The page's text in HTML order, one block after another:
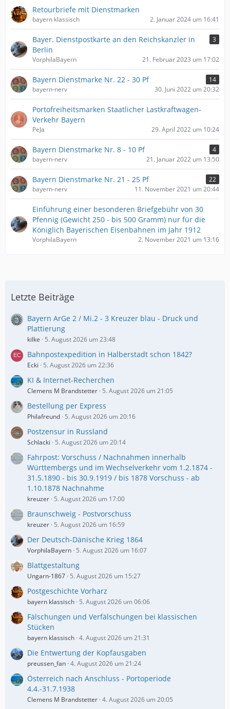
Retourbriefe mit Dienstmarken
bayern klassisch 2. Januar 2024 um 16:41
Bayer. Dienstpostkarte an den Reichskanzler in
Berlin
3
VorphilaBayern 21. Februar 2023 um 17:02
Bayern Dienstmarke Nr. 22 - 30 Pf
14
bayern-nerv
30. Juni 2022 um 20:32
Portofreiheitsmarken Staatlicher Lastkraftwagen-
Verkehr Bayern
PeJa 29. April 2022 um 10:24
Bayern Dienstmarke Nr. 8 - 10 Pf
4
bayern-nerv
21. Januar 2022 um 13:50
Bayern Dienstmarke Nr. 21 - 25 Pf
22
bayern-nerv
11. November 2021 um 20:44
Einführung einer besonderen Briefgebühr von 30
Pfennig (Gewicht 250 - bis 500 Gramm) nur für die
Königlich Bayerischen Eisenbahnen im Jahr 1912
VorphilaBayern 2. November 2021 um 13:16
Letzte Beiträge
Bayern ArGe 2 / Mi.2 - 3 Kreuzer blau - Druck und
Plattierung
kilke 5. August 2026 um 23:48
Bahnpostexpedition in Halberstadt schon 1842?
Ecki 5. August 2026 um 22:36
KI & Internet-Recherchen
Clemens M Brandstetter 5. August 2026 um 21:05
Bestellung per Express
Philafreund 5. August 2026 um 20:16
Postzensur in Russland
Schlacki 5. August 2026 um 20:14
Fahrpost: Vorschuss / Nachnahmen innerhalb
Württembergs und im Wechselverkehr vom 1.2.1874 -
31.5.1890 - bis 30.9.1919 / bis 1878 Vorschuss - ab
1.10.1878 Nachnahme
kreuzer 5. August 2026 um 17:00
Braunschweig - Postvorschuss
kreuzer 5. August 2026 um 16:59
Der Deutsch-Dänische Krieg 1864
VorphilaBayern 5. August 2026 um 16:07
Blattgestaltung
Ungarn-1867 5. August 2026 um 15:27
Postgeschichte Vorharz
bayern klassisch 5. August 2026 um 06:06
Fälschungen und Verfälschungen bei klassischen
Stücken
bayern klassisch 4. August 2026 um 21:31
Die Entwertung der Kopfausgaben
preussen_fan 4. August 2026 um 21:24
Österreich nach Anschluss - Portoperiode
4.4.-31.7.1938
Clemens M Brandstetter 4. August 2026 um 20:05